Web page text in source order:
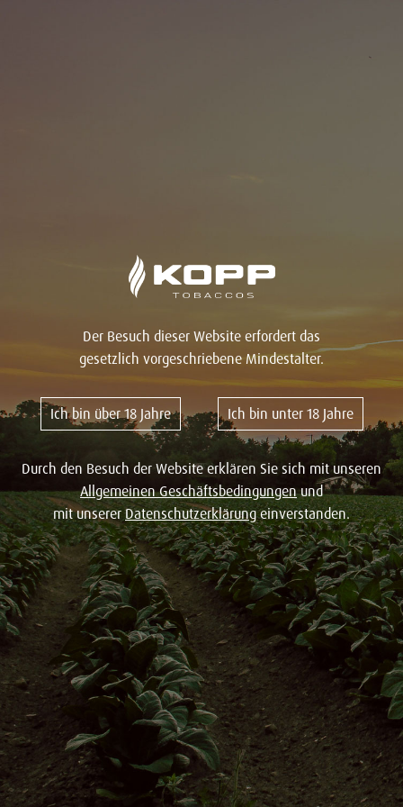
Der Besuch dieser Website erfordert das
gesetzlich vorgeschriebene Mindestalter.
Ich bin über 18 Jahre Ich bin unter 18 Jahre
Durch den Besuch der Website erklären Sie sich mit unseren
Allgemeinen Geschäftsbedingungenund
mit unsererDatenschutzerklärungeinverstanden.